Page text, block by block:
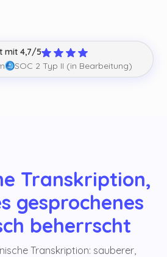
mit 4,7/5
SOC 2 Typ II (in Bearbeitung)
Transkription,
gesprochenes
beherrscht
Transkription: sauberer,